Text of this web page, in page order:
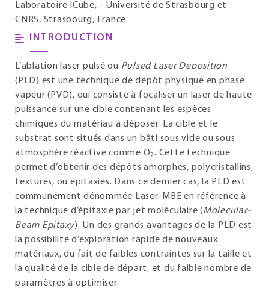
Laboratoire ICube, - Université de Strasbourg et
CNRS, Strasbourg, France
INTRODUCTION
L’ablation laser pulsé ou Pulsed Laser Deposition
(PLD) est une technique de dépôt physique en phase
vapeur (PVD), qui consiste à focaliser un laser de haute
puissance sur une cible contenant les espèces
chimiques du matériau à déposer. La cible et le
substrat sont situés dans un bâti sous vide ou sous
atmosphère réactive comme O2. Cette technique
permet d’obtenir des dépôts amorphes, polycristallins,
texturés, ou épitaxiés. Dans ce dernier cas, la PLD est
communément dénommée Laser-MBE en référence à
la technique d’épitaxie par jet moléculaire (Molecular-
Beam Epitaxy). Un des grands avantages de la PLD est
la possibilité d’exploration rapide de nouveaux
matériaux, du fait de faibles contraintes sur la taille et
la qualité de la cible de départ, et du faible nombre de
paramètres à optimiser.